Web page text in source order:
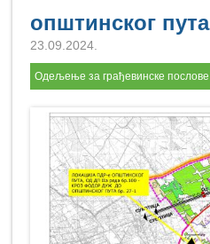
општинског пута
23.09.2024.
Одељење за грађевинске послове